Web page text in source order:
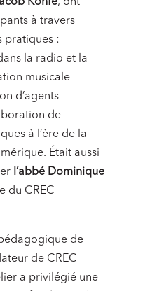
à travers
pratiques :
la radio et la
musicale
d’agents
de
à l’ère de la
Était aussi
l’abbé Dominique
du CREC
de
de CREC
a privilégié une